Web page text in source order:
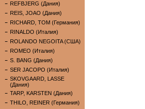
REFBJERG (Дания)
REIS, JOAO (Дания)
RICHARD, TOM (Германия)
RINALDO (Италия)
ROLANDO NEGOITA (США)
ROMEO (Италия)
S. BANG (Дания)
SER JACOPO (Италия)
SKOVGAARD, LASSE
(Дания)
TARP, KARSTEN (Дания)
THILO, REINER (Германия)